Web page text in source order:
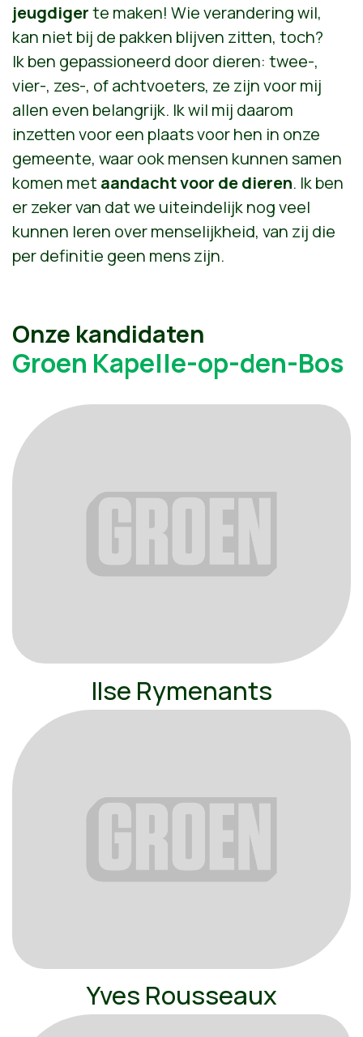
jeugdigerte maken! Wie verandering wil,
kan niet bij de pakken blijven zitten, toch?
Ik ben gepassioneerd door dieren: twee-,
vier-, zes-, of achtvoeters, ze zijn voor mij
allen even belangrijk. Ik wil mij daarom
inzetten voor een plaats voor hen in onze
gemeente, waar ook mensen kunnen samen
komen met aandacht voor de dieren. Ik ben
er zeker van dat we uiteindelijk nog veel
kunnen leren over menselijkheid, van zij die
per definitie geen mens zijn.
Onze kandidaten
Groen Kapelle-op-den-Bos
Ilse Rymenants
Yves Rousseaux